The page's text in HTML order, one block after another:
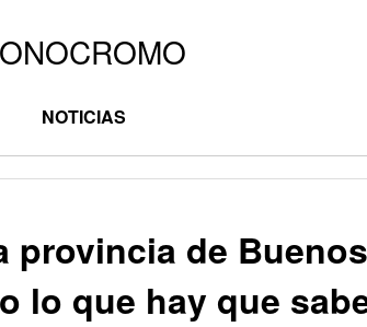
NOTICIAS
provincia de
lo que hay que